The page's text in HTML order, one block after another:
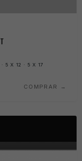
· 5 X 12 · 5 X 17
COMPRAR